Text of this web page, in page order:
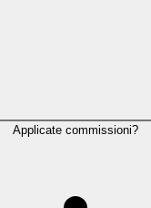
Applicate commissioni?